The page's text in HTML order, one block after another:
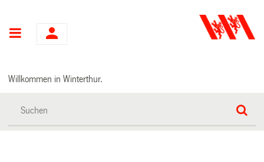
Hauptnavigation
Willkommen in Winterthur.